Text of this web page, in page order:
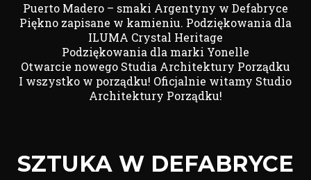
Puerto Madero – smaki Argentyny w Defabryce
Piękno zapisane w kamieniu. Podziękowania dla
ILUMA Crystal Heritage
Podziękowania dla marki Yonelle
Otwarcie nowego Studia Architektury Porządku
I wszystko w porządku! Oficjalnie witamy Studio
Architektury Porządku!
SZTUKA W DEFABRYCE